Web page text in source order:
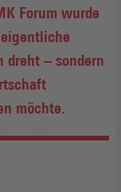
Forum wurde
dreht – sondern
möchte.